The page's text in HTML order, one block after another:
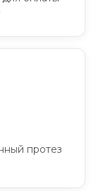
протез